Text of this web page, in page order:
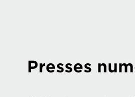
Presses